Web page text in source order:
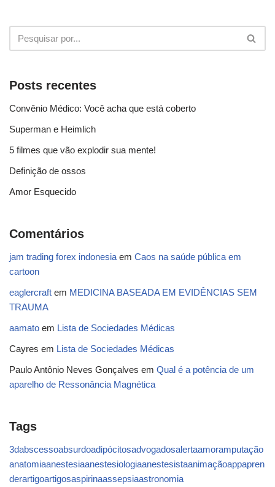
Posts recentes
Convênio Médico: Você acha que está coberto
Superman e Heimlich
5 filmes que vão explodir sua mente!
Definição de ossos
Amor Esquecido
Comentários
jam trading forex indonesia em Caos na saúde pública em
cartoon
eaglercraft em MEDICINA BASEADA EM EVIDÊNCIAS SEM
TRAUMA
aamato em Lista de Sociedades Médicas
Cayres em Lista de Sociedades Médicas
Paulo Antônio Neves Gonçalves em Qual é a potência de um
aparelho de Ressonância Magnética
Tags
3dabscessoabsurdoadipócitosadvogadosalertaamoramputação
anatomiaanestesiaanestesiologiaanestesistaanimaçãoappapren
derartigoartigosaspirinaassepsiaastronomia